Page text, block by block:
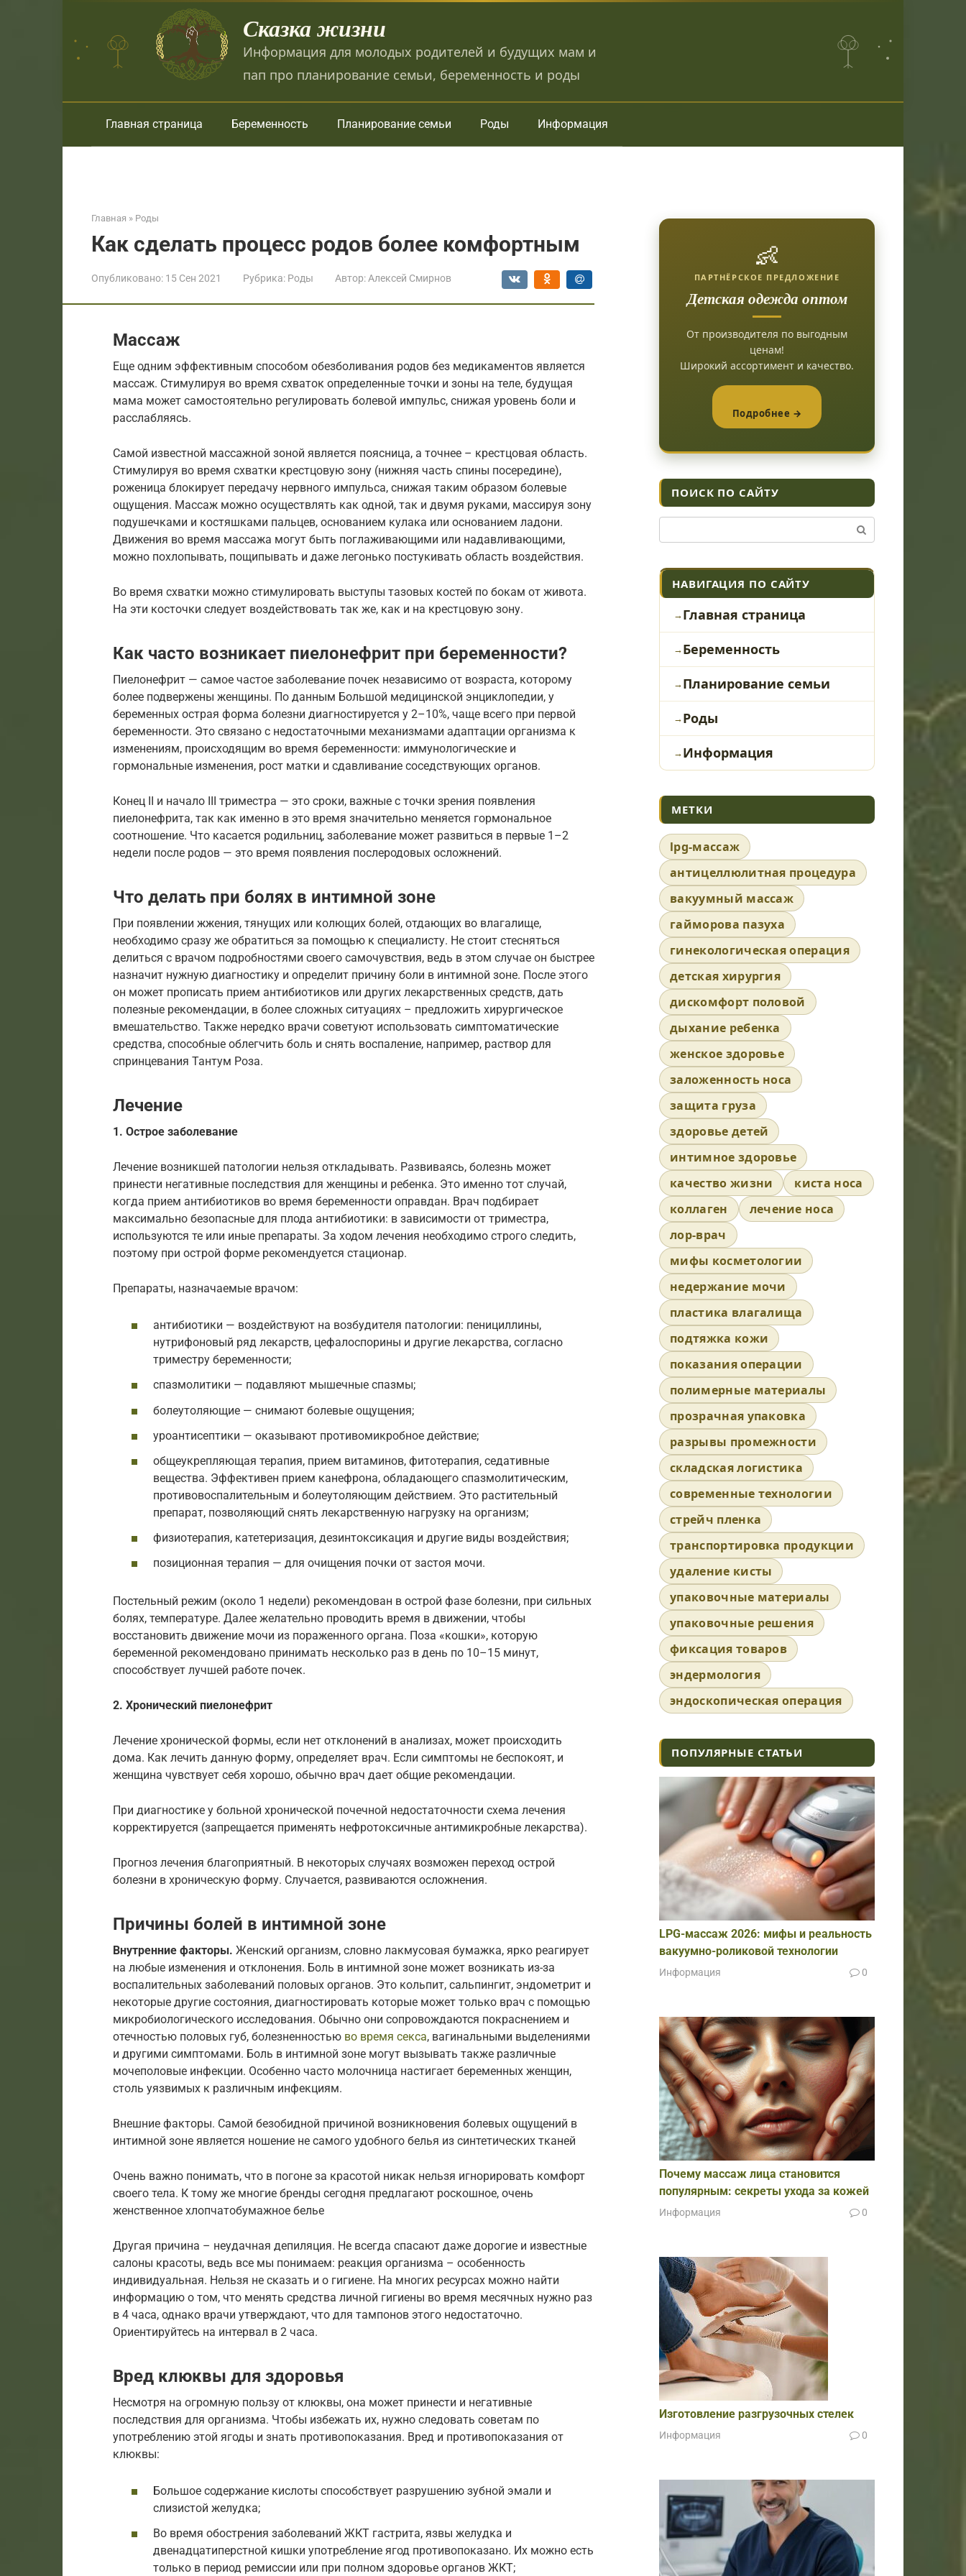
Сказка жизни
Информация для молодых родителей и будущих мам и
пап про планирование семьи, беременность и роды
Главная страница Беременность Планирование семьи Роды Информация
Главная » Роды
Как сделать процесс родов более комфортным
Опубликовано: 15 Сен 2021 Рубрика: Роды Автор: Алексей Смирнов
Массаж
Еще одним эффективным способом обезболивания родов без медикаментов является
массаж. Стимулируя во время схваток определенные точки и зоны на теле, будущая
мама может самостоятельно регулировать болевой импульс, снижая уровень боли и
расслабляясь.
Самой известной массажной зоной является поясница, а точнее – крестцовая область.
Стимулируя во время схватки крестцовую зону (нижняя часть спины посередине),
роженица блокирует передачу нервного импульса, снижая таким образом болевые
ощущения. Массаж можно осуществлять как одной, так и двумя руками, массируя зону
подушечками и костяшками пальцев, основанием кулака или основанием ладони.
Движения во время массажа могут быть поглаживающими или надавливающими,
можно похлопывать, пощипывать и даже легонько постукивать область воздействия.
Во время схватки можно стимулировать выступы тазовых костей по бокам от живота.
На эти косточки следует воздействовать так же, как и на крестцовую зону.
Как часто возникает пиелонефрит при беременности?
Пиелонефрит — самое частое заболевание почек независимо от возраста, которому
более подвержены женщины. По данным Большой медицинской энциклопедии, у
беременных острая форма болезни диагностируется у 2–10%, чаще всего при первой
беременности. Это связано с недостаточными механизмами адаптации организма к
изменениям, происходящим во время беременности: иммунологические и
гормональные изменения, рост матки и сдавливание соседствующих органов.
Конец II и начало III триместра — это сроки, важные с точки зрения появления
пиелонефрита, так как именно в это время значительно меняется гормональное
соотношение. Что касается родильниц, заболевание может развиться в первые 1–2
недели после родов — это время появления послеродовых осложнений.
Что делать при болях в интимной зоне
При появлении жжения, тянущих или колющих болей, отдающих во влагалище,
необходимо сразу же обратиться за помощью к специалисту. Не стоит стесняться
делиться с врачом подробностями своего самочувствия, ведь в этом случае он быстрее
назначит нужную диагностику и определит причину боли в интимной зоне. После этого
он может прописать прием антибиотиков или других лекарственных средств, дать
полезные рекомендации, в более сложных ситуациях – предложить хирургическое
вмешательство. Также нередко врачи советуют использовать симптоматические
средства, способные облегчить боль и снять воспаление, например, раствор для
спринцевания Тантум Роза.
Лечение
1. Острое заболевание
Лечение возникшей патологии нельзя откладывать. Развиваясь, болезнь может
принести негативные последствия для женщины и ребенка. Это именно тот случай,
когда прием антибиотиков во время беременности оправдан. Врач подбирает
максимально безопасные для плода антибиотики: в зависимости от триместра,
используются те или иные препараты. За ходом лечения необходимо строго следить,
поэтому при острой форме рекомендуется стационар.
Препараты, назначаемые врачом:
антибиотики — воздействуют на возбудителя патологии: пенициллины,
нутрифоновый ряд лекарств, цефалоспорины и другие лекарства, согласно
триместру беременности;
спазмолитики — подавляют мышечные спазмы;
болеутоляющие — снимают болевые ощущения;
уроантисептики — оказывают противомикробное действие;
общеукрепляющая терапия, прием витаминов, фитотерапия, седативные
вещества. Эффективен прием канефрона, обладающего спазмолитическим,
противовоспалительным и болеутоляющим действием. Это растительный
препарат, позволяющий снять лекарственную нагрузку на организм;
физиотерапия, катетеризация, дезинтоксикация и другие виды воздействия;
позиционная терапия — для очищения почки от застоя мочи.
Постельный режим (около 1 недели) рекомендован в острой фазе болезни, при сильных
болях, температуре. Далее желательно проводить время в движении, чтобы
восстановить движение мочи из пораженного органа. Поза «кошки», которую
беременной рекомендовано принимать несколько раз в день по 10–15 минут,
способствует лучшей работе почек.
2. Хронический пиелонефрит
Лечение хронической формы, если нет отклонений в анализах, может происходить
дома. Как лечить данную форму, определяет врач. Если симптомы не беспокоят, и
женщина чувствует себя хорошо, обычно врач дает общие рекомендации.
При диагностике у больной хронической почечной недостаточности схема лечения
корректируется (запрещается применять нефротоксичные антимикробные лекарства).
Прогноз лечения благоприятный. В некоторых случаях возможен переход острой
болезни в хроническую форму. Случается, развиваются осложнения.
Причины болей в интимной зоне
Внутренние факторы. Женский организм, словно лакмусовая бумажка, ярко реагирует
на любые изменения и отклонения. Боль в интимной зоне может возникать из-за
воспалительных заболеваний половых органов. Это кольпит, сальпингит, эндометрит и
некоторые другие состояния, диагностировать которые может только врач с помощью
микробиологического исследования. Обычно они сопровождаются покраснением и
отечностью половых губ, болезненностью во время секса, вагинальными выделениями
и другими симптомами. Боль в интимной зоне могут вызывать также различные
мочеполовые инфекции. Особенно часто молочница настигает беременных женщин,
столь уязвимых к различным инфекциям.
Внешние факторы. Самой безобидной причиной возникновения болевых ощущений в
интимной зоне является ношение не самого удобного белья из синтетических тканей
Очень важно понимать, что в погоне за красотой никак нельзя игнорировать комфорт
своего тела. К тому же многие бренды сегодня предлагают роскошное, очень
женственное хлопчатобумажное белье
Другая причина – неудачная депиляция. Не всегда спасают даже дорогие и известные
салоны красоты, ведь все мы понимаем: реакция организма – особенность
индивидуальная. Нельзя не сказать и о гигиене. На многих ресурсах можно найти
информацию о том, что менять средства личной гигиены во время месячных нужно раз
в 4 часа, однако врачи утверждают, что для тампонов этого недостаточно.
Ориентируйтесь на интервал в 2 часа.
Вред клюквы для здоровья
Несмотря на огромную пользу от клюквы, она может принести и негативные
последствия для организма. Чтобы избежать их, нужно следовать советам по
употреблению этой ягоды и знать противопоказания. Вред и противопоказания от
клюквы:
Большое содержание кислоты способствует разрушению зубной эмали и
слизистой желудка;
Во время обострения заболеваний ЖКТ гастрита, язвы желудка и
двенадцатиперстной кишки употребление ягод противопоказано. Их можно есть
только в период ремиссии или при полном здоровье органов ЖКТ;
👶
ПАРТНЁРСКОЕ ПРЕДЛОЖЕНИЕ
Детская одежда оптом
От производителя по выгодным
ценам!
Широкий ассортимент и качество.
Подробнее →
ПОИСК ПО САЙТУ
НАВИГАЦИЯ ПО САЙТУ
Главная страница
Беременность
Планирование семьи
Роды
Информация
МЕТКИ
lpg-массаж
антицеллюлитная процедура
вакуумный массаж
гайморова пазуха
гинекологическая операция
детская хирургия
дискомфорт половой
дыхание ребенка
женское здоровье
заложенность носа
защита груза
здоровье детей
интимное здоровье
качество жизни
киста носа
коллаген
лечение носа
лор-врач
мифы косметологии
недержание мочи
пластика влагалища
подтяжка кожи
показания операции
полимерные материалы
прозрачная упаковка
разрывы промежности
складская логистика
современные технологии
стрейч пленка
транспортировка продукции
удаление кисты
упаковочные материалы
упаковочные решения
фиксация товаров
эндермология
эндоскопическая операция
ПОПУЛЯРНЫЕ СТАТЬИ
LPG-массаж 2026: мифы и реальность
вакуумно-роликовой технологии
Информация 0
Почему массаж лица становится
популярным: секреты ухода за кожей
Информация 0
Изготовление разгрузочных стелек
Информация 0